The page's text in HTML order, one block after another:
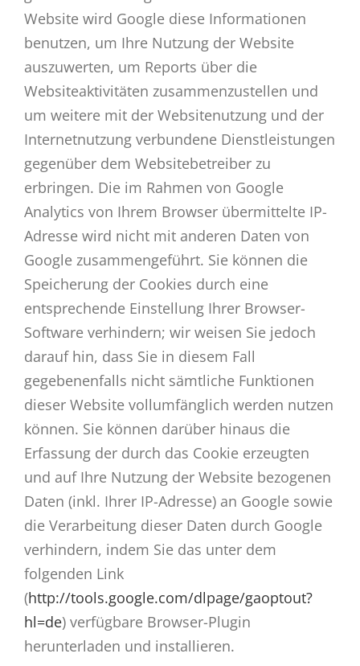
Website wird Google diese Informationen
benutzen, um Ihre Nutzung der Website
auszuwerten, um Reports über die
Websiteaktivitäten zusammenzustellen und
um weitere mit der Websitenutzung und der
Internetnutzung verbundene Dienstleistungen
gegenüber dem Websitebetreiber zu
erbringen. Die im Rahmen von Google
Analytics von Ihrem Browser übermittelte IP-
Adresse wird nicht mit anderen Daten von
Google zusammengeführt. Sie können die
Speicherung der Cookies durch eine
entsprechende Einstellung Ihrer Browser-
Software verhindern; wir weisen Sie jedoch
darauf hin, dass Sie in diesem Fall
gegebenenfalls nicht sämtliche Funktionen
dieser Website vollumfänglich werden nutzen
können. Sie können darüber hinaus die
Erfassung der durch das Cookie erzeugten
und auf Ihre Nutzung der Website bezogenen
Daten (inkl. Ihrer IP-Adresse) an Google sowie
die Verarbeitung dieser Daten durch Google
verhindern, indem Sie das unter dem
folgenden Link
(http://tools.google.com/dlpage/gaoptout?
hl=de) verfügbare Browser-Plugin
herunterladen und installieren.